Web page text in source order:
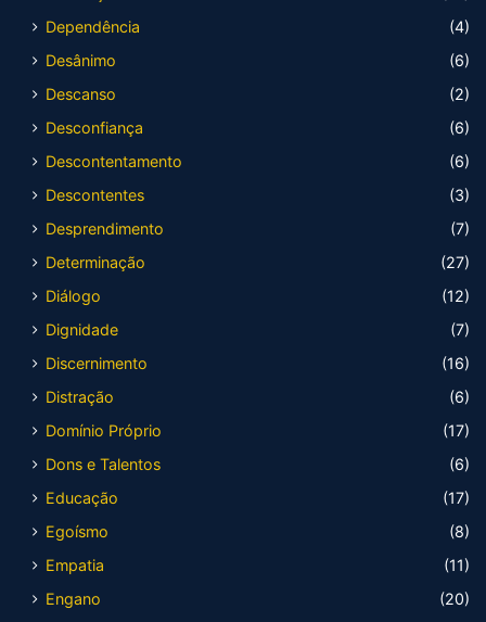
Dependência
(4)
Desânimo
(6)
Descanso
(2)
Desconfiança
(6)
Descontentamento
(6)
Descontentes
(3)
Desprendimento
(7)
Determinação
(27)
Diálogo
(12)
Dignidade
(7)
Discernimento
(16)
Distração
(6)
Domínio Próprio
(17)
Dons e Talentos
(6)
Educação
(17)
Egoísmo
(8)
Empatia
(11)
Engano
(20)